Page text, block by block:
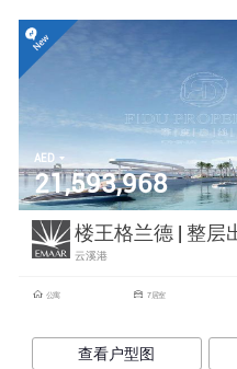
AED
21,593,968
楼王格兰德 | 整层
云溪港
公寓 7 居室
查看户型图